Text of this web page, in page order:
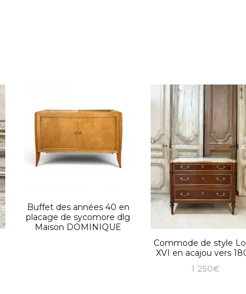
Buffet des années 40 en
placage de sycomore dlg
Maison DOMINIQUE
Commode de style
XVI en acajou vers
1 250€